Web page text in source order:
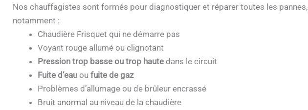
Nos chauffagistes sont formés pour diagnostiquer et réparer toutes les pannes,
notamment :
Chaudière Frisquet qui ne démarre pas
Voyant rouge allumé ou clignotant
Pression trop basse ou trop hautedans le circuit
Fuite d’eauou fuite de gaz
Problèmes d’allumage ou de brûleur encrassé
Bruit anormal au niveau de la chaudière